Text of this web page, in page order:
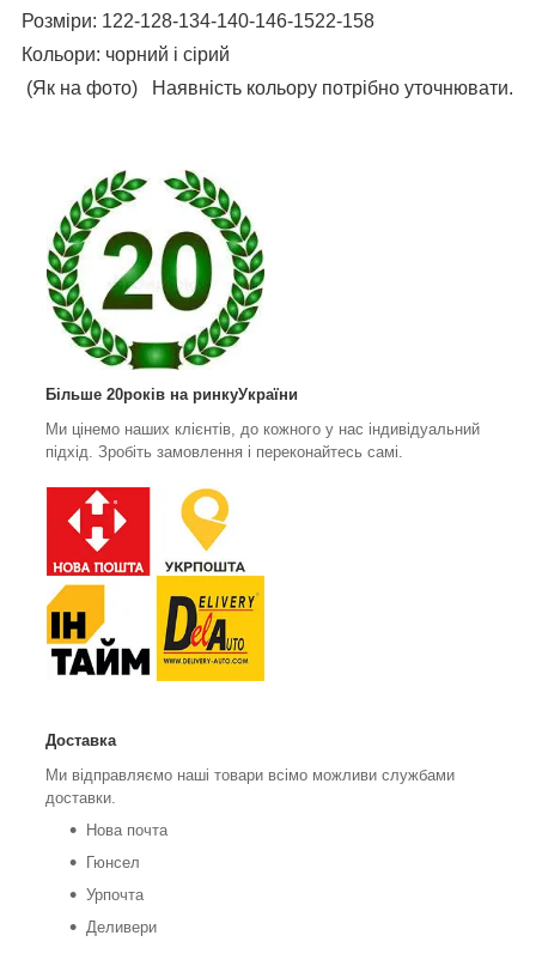
Розміри: 122-128-134-140-146-1522-158
Кольори: чорний і сірий
(Як на фото) Наявність кольору потрібно уточнювати.
Більше 20років на ринкуУкраїни
Ми цінемо наших клієнтів, до кожного у нас індивідуальний
підхід. Зробіть замовлення і переконайтесь самі.
Доставка
Ми відправляємо наші товари всімо можливи службами
доставки.
Нова почта
Гюнсел
Урпочта
Деливери